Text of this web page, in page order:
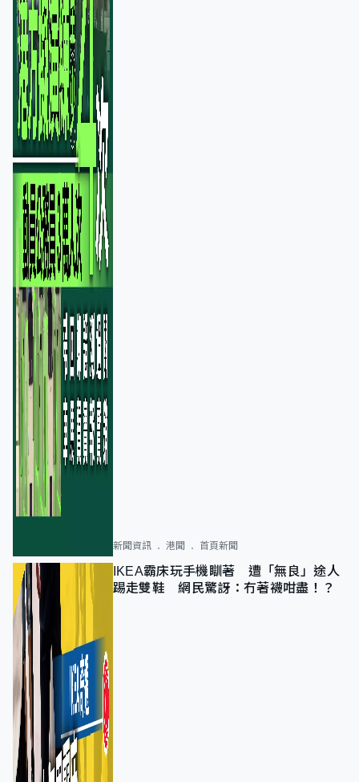
新聞資訊 港聞 首頁新聞
IKEA霸床玩手機瞓著 遭「無良」途人
踢走雙鞋 網民驚訝：冇著襪咁盡！？